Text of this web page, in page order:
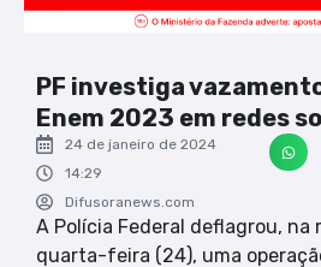
PF investiga
Enem 2023 em redes
24 de janeiro de 2024
14:29
Difusoranews.com
A Polícia Federal deflagrou, na
quarta-feira (24), uma